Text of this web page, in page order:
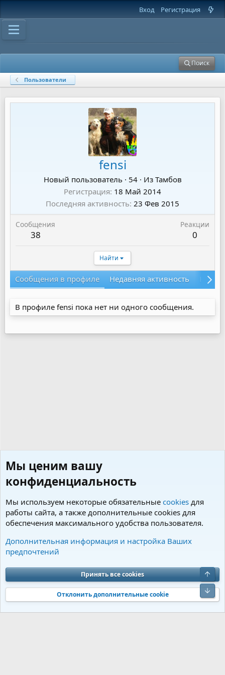
Вход Регистрация
Поиск
Пользователи
fensi
Новый пользователь · 54 · Из Тамбов
Регистрация 18 Май 2014
Последняя активность 23 Фев 2015
Сообщения
38
Реакции
0
Найти
Сообщения в профиле Недавняя активность
В профиле fensi пока нет ни одного сообщения.
Пользователи
Cookies Charm by DCom
Обратная связь
Условия и правила
Политика конфиденциальности
Помощь
S
S
Community platform by XenForo® © 2010-2026 XenForo Ltd. Перевод от
Jumuro®|Media embeds via s9e/MediaSites
Мы ценим вашу
конфиденциальность
Мы используем некоторые обязательные cookies для
работы сайта, а также дополнительные cookies для
обеспечения максимального удобства пользователя.
Дополнительная информация и настройка Ваших
предпочтений
Принять все cookies
Отклонить дополнительные cookie
Верх
Низ